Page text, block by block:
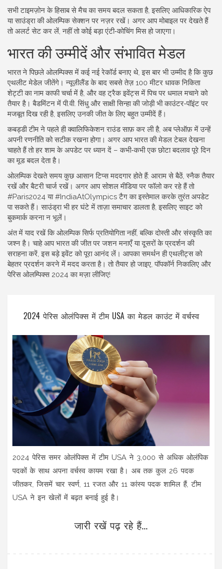
सभी टाइमज़ोन के हिसाब से मैच का समय बदल सकता है, इसलिए आधिकारिक ऐप
या साउंड्रा की ओलम्पिक सेक्शन पर नज़र रखें। अगर आप मोबाइल पर देखते हैं
तो अलर्ट सेट कर लें, नहीं तो कोई बड़ा एंटी‑कोचिंग मिस हो जाएगा।
भारत की उम्मीदें और संभावित मेडल
भारत ने पिछले ओलम्पिक्स में कई नई रेकॉर्ड बनाए थे, इस बार भी उम्मीद है कि कुछ
एथलीट मेडेल जीतेंगे। न्यूज़ीलैंड के बाद सबसे तेज़ 100 मीटर धावक निकिता
शेट्टी का नाम काफी चर्चा में है, और वह ट्रैक इवेंट्स में पिच पर धमाल मचाने को
तैयार है। बैडमिंटन में पी.वी. सिंधु और साक्षी सिन्हा की जोड़ी भी काउंटर‑पॉइंट पर
मजबूत दिख रही है, इसलिए उनकी जीत के लिए बहुत उम्मीदें हैं।
कबड्डी टीम ने पहले ही क्वालिफिकेशन राउंड साफ़ कर ली है, अब प्लेऑफ़ में उन्हें
अपनी रणनीति को सटीक रखना होगा। अगर आप भारत की मेडल टेबल देखना
चाहते हैं तो हर शाम के अपडेट पर ध्यान दें – कभी‑कभी एक छोटा बदलाव पूरे दिन
का मूड बदल देता है।
ओलम्पिक देखते समय कुछ आसान टिप्स मददगार होते हैं: आराम से बैठें, स्नैक तैयार
रखें और बैटरी चार्ज रखें। अगर आप सोशल मीडिया पर फॉलो कर रहे हैं तो
#Paris2024 या #IndiaAtOlympics टैग का इस्तेमाल करके तुरंत अपडेट
पा सकते हैं। साउंड्रा भी हर घंटे में ताज़ा समाचार डालता है, इसलिए साइट को
बुकमार्क करना न भूलें।
अंत में याद रखें कि ओलम्पिक सिर्फ प्रतियोगिता नहीं, बल्कि दोस्ती और संस्कृति का
जश्न है। चाहे आप भारत की जीत पर जशन मनाएँ या दूसरों के प्रदर्शन की
सराहना करें, इस बड़े इवेंट को पूरा आनंद लें। आपका समर्थन ही एथलीट्स को
बेहतर प्रदर्शन करने में मदद करता है। तो तैयार हो जाइए, पॉपकॉर्न निकालिए और
पेरिस ओलम्पिक्स 2024 का मज़ा लीजिए!
2024 पेरिस ओलंपिक्स में टीम USA का मेडल काउंट में वर्चस्व
2024 पेरिस समर ओलंपिक्स में टीम USA ने 3,000 से अधिक ओलंपिक
पदकों के साथ अपना वर्चस्व कायम रखा है। अब तक कुल 26 पदक
जीतकर, जिसमें चार स्वर्ण, 11 रजत और 11 कांस्य पदक शामिल हैं, टीम
USA ने इन खेलों में बढ़त बनाई हुई है।
जारी रखें पढ़ रहे हैं...